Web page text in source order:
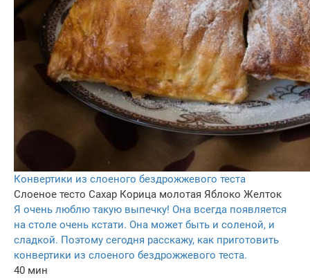
Конвертики из слоеного бездрожжевого теста
Слоеное тесто Сахар Корица молотая Яблоко Желток
Я очень люблю такую выпечку! Она всегда появляется
на столе очень кстати. Она может быть и соленой, и
сладкой. Поэтому сегодня расскажу, как приготовить
конвертики из слоеного бездрожжевого теста.
40 мин